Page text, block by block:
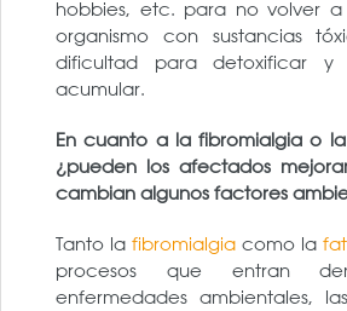
hobbies, etc. para no volver
organismo con sustancias
dificultad para detoxificar y
acumular.
En cuanto a la fibromialgia o
¿pueden los afectados
cambian algunos factores
Tanto la fibromialgia como la
procesos que entran
enfermedades ambientales,